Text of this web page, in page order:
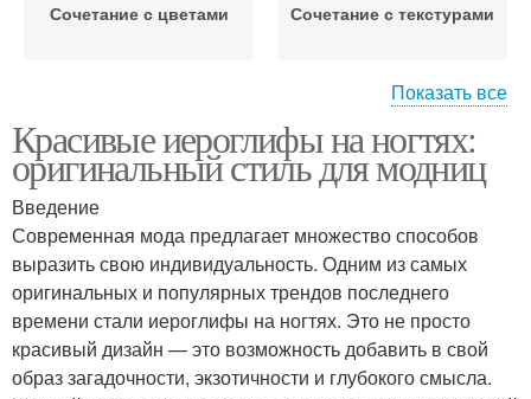
Сочетание с цветами Сочетание с текстурами
Сочетание с мебелью Советы от экспертов
Советы по стилю
Показать все
Красивые иероглифы на ногтях:
оригинальный стиль для модниц
Введение
Современная мода предлагает множество способов
выразить свою индивидуальность. Одним из самых
оригинальных и популярных трендов последнего
времени стали иероглифы на ногтях. Это не просто
красивый дизайн — это возможность добавить в свой
образ загадочности, экзотичности и глубокого смысла.